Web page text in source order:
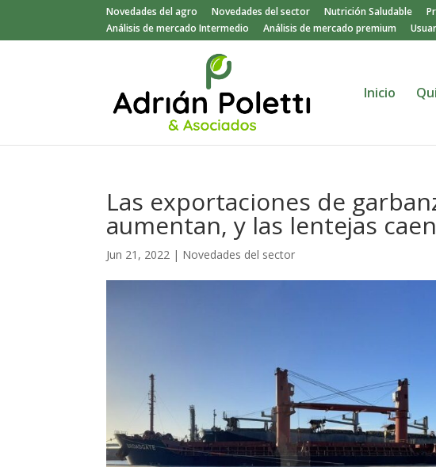
Novedades del agro Novedades del sector Nutrición Saludable
Análisis de mercado Intermedio
Análisis de mercado premium
Inicio
Las exportaciones de
aumentan, y las lentejas caen
Jun 21, 2022 | Novedades del sector